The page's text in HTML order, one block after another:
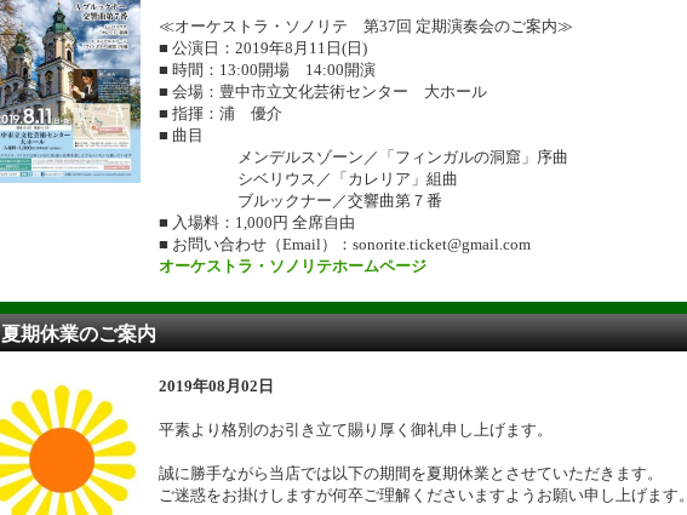
≪オーケストラ・ソノリテ 第37回 定期演奏会のご案内≫
■ 公演日：2019年8月11日(日)
■ 時間：13:00開場 14:00開演
■ 会場：豊中市立文化芸術センター 大ホール
■ 指揮：浦 優介
■ 曲目
メンデルスゾーン／「フィンガルの洞窟」序曲
シベリウス／「カレリア」組曲
ブルックナー／交響曲第７番
■ 入場料：1,000円 全席自由
■ お問い合わせ（Email）：sonorite.ticket@gmail.com
オーケストラ・ソノリテホームページ
夏期休業のご案内
2019年08月02日
平素より格別のお引き立て賜り厚く御礼申し上げます。
誠に勝手ながら当店では以下の期間を夏期休業とさせていただきます。
ご迷惑をお掛けしますが何卒ご理解くださいますようお願い申し上げます。